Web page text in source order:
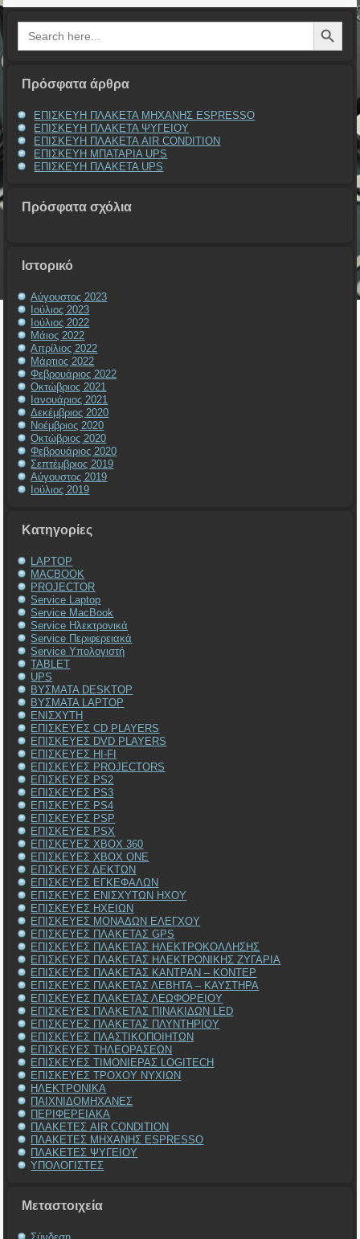
Search
for:
Search Button
Πρόσφατα άρθρα
ΕΠΙΣΚΕΥΗ ΠΛΑΚΕΤΑ ΜΗΧΑΝΗΣ ESPRESSO
ΕΠΙΣΚΕΥΗ ΠΛΑΚΕΤΑ ΨΥΓΕΙΟΥ
ΕΠΙΣΚΕΥΗ ΠΛΑΚΕΤΑ AIR CONDITION
ΕΠΙΣΚΕΥΗ ΜΠΑΤΑΡΙΑ UPS
ΕΠΙΣΚΕΥΗ ΠΛΑΚΕΤΑ UPS
Πρόσφατα σχόλια
Ιστορικό
Αύγουστος 2023
Ιούλιος 2023
Ιούλιος 2022
Μάιος 2022
Απρίλιος 2022
Μάρτιος 2022
Φεβρουάριος 2022
Οκτώβριος 2021
Ιανουάριος 2021
Δεκέμβριος 2020
Νοέμβριος 2020
Οκτώβριος 2020
Φεβρουάριος 2020
Σεπτέμβριος 2019
Αύγουστος 2019
Ιούλιος 2019
Kατηγορίες
LAPTOP
MACBOOK
PROJECTOR
Service Laptop
Service MacBook
Service Ηλεκτρονικά
Service Περιφερειακά
Service Υπολογιστή
TABLET
UPS
ΒΥΣΜΑΤΑ DESKTOP
ΒΥΣΜΑΤΑ LAPTOP
ΕΝΙΣΧΥΤΗ
ΕΠΙΣΚΕΥΕΣ CD PLAYERS
ΕΠΙΣΚΕΥΕΣ DVD PLAYERS
ΕΠΙΣΚΕΥΕΣ HI-FI
ΕΠΙΣΚΕΥΕΣ PROJECTORS
ΕΠΙΣΚΕΥΕΣ PS2
ΕΠΙΣΚΕΥΕΣ PS3
ΕΠΙΣΚΕΥΕΣ PS4
ΕΠΙΣΚΕΥΕΣ PSP
ΕΠΙΣΚΕΥΕΣ PSX
ΕΠΙΣΚΕΥΕΣ XBOX 360
ΕΠΙΣΚΕΥΕΣ XBOX ONE
ΕΠΙΣΚΕΥΕΣ ΔΕΚΤΩΝ
ΕΠΙΣΚΕΥΕΣ ΕΓΚΕΦΑΛΩΝ
ΕΠΙΣΚΕΥΕΣ ΕΝΙΣΧΥΤΩΝ ΗΧΟΥ
ΕΠΙΣΚΕΥΕΣ ΗΧΕΙΩΝ
ΕΠΙΣΚΕΥΕΣ ΜΟΝΑΔΩΝ ΕΛΕΓΧΟΥ
ΕΠΙΣΚΕΥΕΣ ΠΛΑΚΕΤΑΣ GPS
ΕΠΙΣΚΕΥΕΣ ΠΛΑΚΕΤΑΣ ΗΛΕΚΤΡΟΚΟΛΛΗΣΗΣ
ΕΠΙΣΚΕΥΕΣ ΠΛΑΚΕΤΑΣ ΗΛΕΚΤΡΟΝΙΚΗΣ ΖΥΓΑΡΙΑ
ΕΠΙΣΚΕΥΕΣ ΠΛΑΚΕΤΑΣ ΚΑΝΤΡΑΝ – ΚΟΝΤΕΡ
ΕΠΙΣΚΕΥΕΣ ΠΛΑΚΕΤΑΣ ΛΕΒΗΤΑ – ΚΑΥΣΤΗΡΑ
ΕΠΙΣΚΕΥΕΣ ΠΛΑΚΕΤΑΣ ΛΕΩΦΟΡΕΙΟΥ
ΕΠΙΣΚΕΥΕΣ ΠΛΑΚΕΤΑΣ ΠΙΝΑΚΙΔΩΝ LED
ΕΠΙΣΚΕΥΕΣ ΠΛΑΚΕΤΑΣ ΠΛΥΝΤΗΡΙΟΥ
ΕΠΙΣΚΕΥΕΣ ΠΛΑΣΤΙΚΟΠΟΙΗΤΩΝ
ΕΠΙΣΚΕΥΕΣ ΤΗΛΕΟΡΑΣΕΩΝ
ΕΠΙΣΚΕΥΕΣ ΤΙΜΟΝΙΕΡΑΣ LOGITECH
ΕΠΙΣΚΕΥΕΣ ΤΡΟΧΟΥ ΝΥΧΙΩΝ
ΗΛΕΚΤΡΟΝΙΚΑ
ΠΑΙΧΝΙΔΟΜΗΧΑΝΕΣ
ΠΕΡΙΦΕΡΕΙΑΚΑ
ΠΛΑΚΕΤΕΣ AIR CONDITION
ΠΛΑΚΕΤΕΣ ΜΗΧΑΝΗΣ ESPRESSO
ΠΛΑΚΕΤΕΣ ΨΥΓΕΙΟΥ
ΥΠΟΛΟΓΙΣΤΕΣ
Μεταστοιχεία